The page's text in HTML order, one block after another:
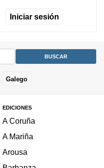
Iniciar sesión
Galego
EDICIONES
A Coruña
A Mariña
Arousa